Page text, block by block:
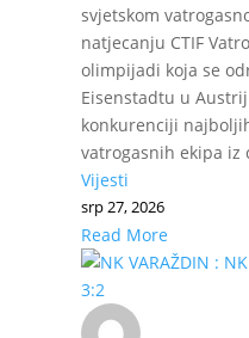
svjetskom
natjecanju CTIF
olimpijadi koja se
Eisenstadtu u
konkurenciji
vatrogasnih ekipa iz
Vijesti
srp 27, 2026
Read More